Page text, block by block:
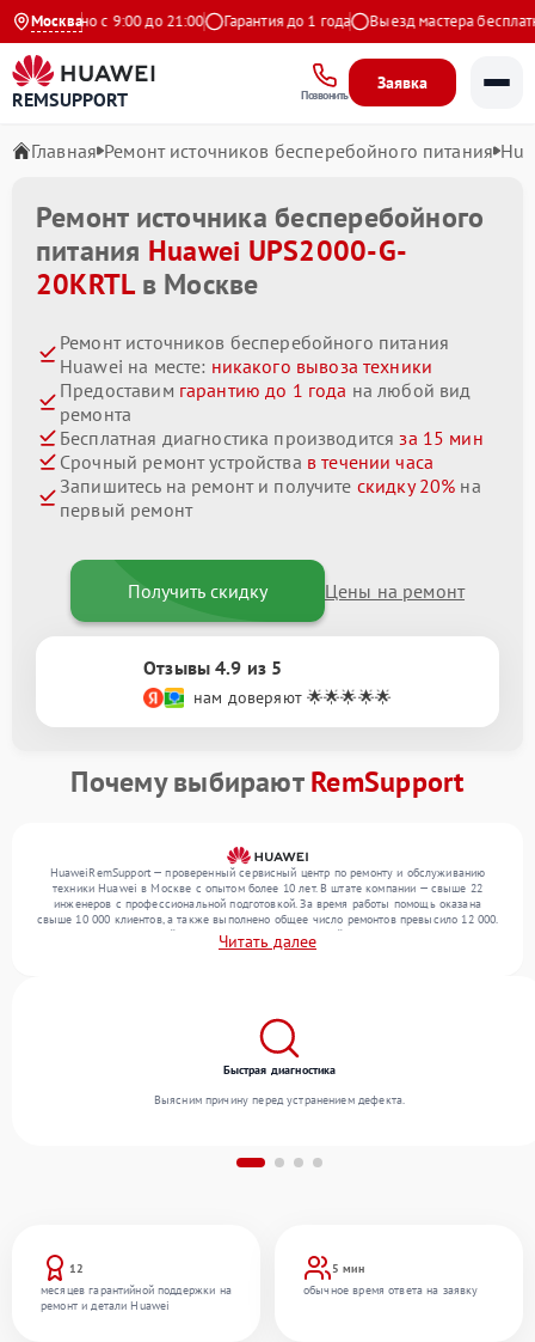
Москвас 9:00 до 21:00 Гарантия до 1 года Выезд мастера бесплатно
REMSUPPORT Позвонить
Заявка
Главная Ремонт источников бесперебойного питания
Ремонт источника бесперебойного
питания Huawei UPS2000-G-
20KRTLв Москве
Ремонт источников бесперебойного питания
Huawei на месте: никакого вывоза техники
Предоставим гарантию до 1 года на любой вид
ремонта
Бесплатная диагностика производитсяза 15 мин
Срочный ремонт устройства в течении часа
Запишитесь на ремонт и получите скидку 20% на
первый ремонт
Получить скидку Цены на ремонт
Отзывы 4.9 из 5
нам доверяют 🌟🌟🌟🌟🌟
Почему выбираютRemSupport
HuaweiRemSupport — проверенный сервисный центр по ремонту и обслуживанию
техники Huawei в Москве с опытом более 10 лет. В штате компании — свыше 22
инженеров с профессиональной подготовкой. За время работы помощь оказана
свыше 10 000 клиентов, а также выполнено общее число ремонтов превысило 12 000.
Ежемесячно в сервисный центр поступает от 300 устройств, включая , , . Мы беремся
за задачи любой сложности и поддерживаем высокий стандарт качества благодаря
Читать далее
12
месяцев гарантийной поддержки на
ремонт и детали Huawei
5 мин
обычное время ответа на заявку
Быстрая диагностика
Выясним причину перед устранением дефекта.